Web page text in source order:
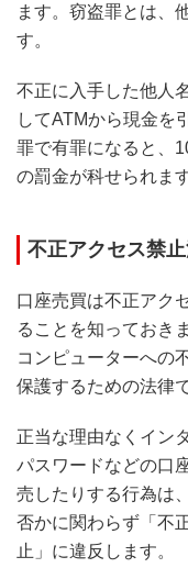
ます。窃盗罪とは、
す。
不正に入手した他人
してATMから現金を
罪で有罪になると、
の罰金が科せられます
不正アクセス禁
口座売買は不正アク
ることを知っておき
コンピューターへの
保護するための法律
正当な理由なくイン
パスワードなどの口
売したりする行為は
否かに関わらず「不
止」に違反します。